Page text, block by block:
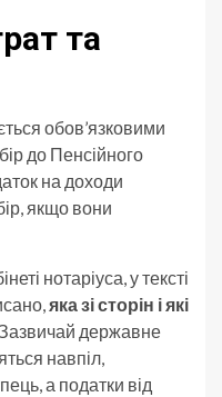
та
обов’язковими
до Пенсійного
на доходи
якщо вони
нотаріуса, у тексті
яка зі сторін і які
державне
навпіл,
а податки від